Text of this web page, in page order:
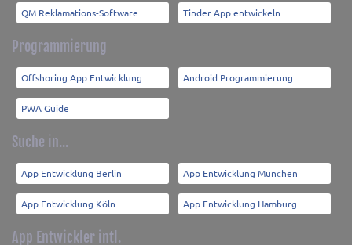
QM Reklamations-Software Tinder App entwickeln
Programmierung
Offshoring App Entwicklung Android Programmierung
PWA Guide
Suche in...
App Entwicklung Berlin App Entwicklung München
App Entwicklung Köln App Entwicklung Hamburg
App Entwickler intl.